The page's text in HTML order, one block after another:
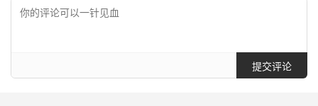
提交评论